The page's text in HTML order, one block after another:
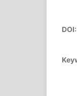
DOI: